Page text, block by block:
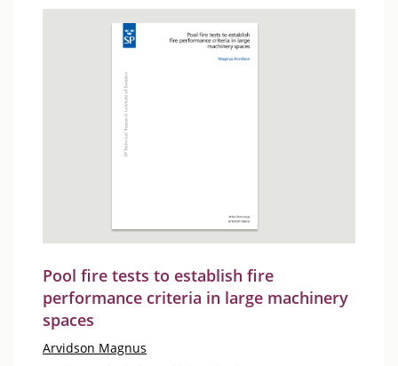
Pool fire tests to establish fire
performance criteria in large machinery
spaces
Arvidson Magnus